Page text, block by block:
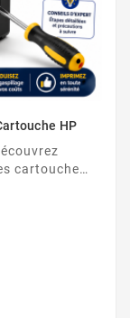
HP
cartouches